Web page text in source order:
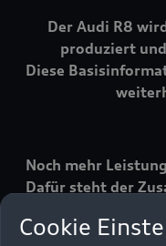
Der Audi R8
produziert
Diese
Noch mehr
Dafür steht der
kommt als Coupé
Cookie